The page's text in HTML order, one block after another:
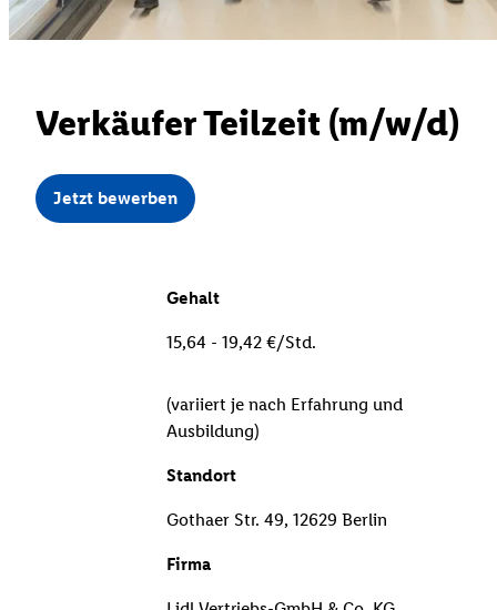
Verkäufer Teilzeit (m/w/d)
Jetzt bewerben
Gehalt
15,64 - 19,42 €/Std.
(variiert je nach Erfahrung und
Ausbildung)
Standort
Gothaer Str. 49, 12629 Berlin
Firma